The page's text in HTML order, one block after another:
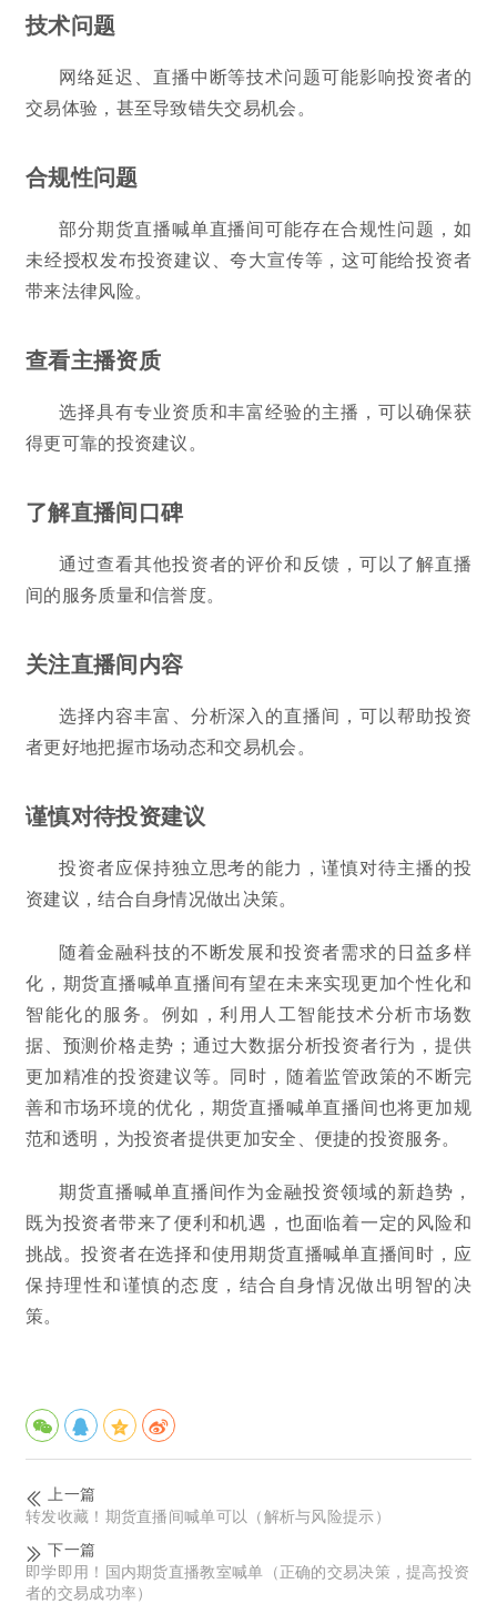
技术问题
网络延迟、直播中断等技术问题可能影响投资者的
交易体验，甚至导致错失交易机会。
合规性问题
部分期货直播喊单直播间可能存在合规性问题，如
未经授权发布投资建议、夸大宣传等，这可能给投资者
带来法律风险。
查看主播资质
选择具有专业资质和丰富经验的主播，可以确保获
得更可靠的投资建议。
了解直播间口碑
通过查看其他投资者的评价和反馈，可以了解直播
间的服务质量和信誉度。
关注直播间内容
选择内容丰富、分析深入的直播间，可以帮助投资
者更好地把握市场动态和交易机会。
谨慎对待投资建议
投资者应保持独立思考的能力，谨慎对待主播的投
资建议，结合自身情况做出决策。
随着金融科技的不断发展和投资者需求的日益多样
化，期货直播喊单直播间有望在未来实现更加个性化和
智能化的服务。例如，利用人工智能技术分析市场数
据、预测价格走势；通过大数据分析投资者行为，提供
更加精准的投资建议等。同时，随着监管政策的不断完
善和市场环境的优化，期货直播喊单直播间也将更加规
范和透明，为投资者提供更加安全、便捷的投资服务。
期货直播喊单直播间作为金融投资领域的新趋势，
既为投资者带来了便利和机遇，也面临着一定的风险和
挑战。投资者在选择和使用期货直播喊单直播间时，应
保持理性和谨慎的态度，结合自身情况做出明智的决
策。
上一篇
转发收藏！期货直播间喊单可以（解析与风险提示）
下一篇
即学即用！国内期货直播教室喊单（正确的交易决策，提高投资
者的交易成功率）